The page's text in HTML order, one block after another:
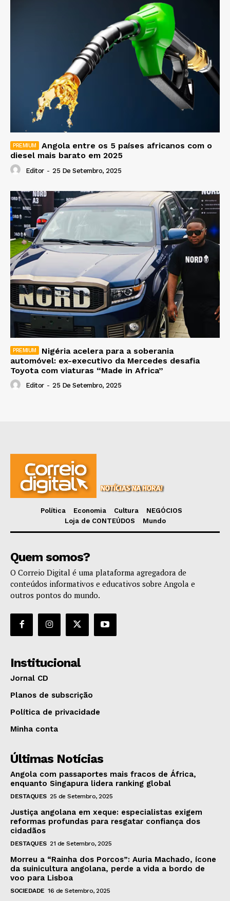
Angola entre os 5 países africanos com o
diesel mais barato em 2025
Editor - 25 De Setembro, 2025
Nigéria acelera para a soberania
automóvel: ex-executivo da Mercedes desafia
Toyota com viaturas “Made in Africa”
Editor - 25 De Setembro, 2025
Política Economia Cultura
NEGÓCIOS
Loja de CONTEÚDOS
Mundo
Quem somos?
O Correio Digital é uma plataforma agregadora de
conteúdos informativos e educativos sobre Angola e
outros pontos do mundo.
Institucional
Jornal CD
Planos de subscrição
Política de privacidade
Minha conta
Últimas Notícias
Angola com passaportes mais fracos de África,
enquanto Singapura lidera ranking global
DESTAQUES 25 de Setembro, 2025
Justiça angolana em xeque: especialistas exigem
reformas profundas para resgatar confiança dos
cidadãos
DESTAQUES 21 de Setembro, 2025
Morreu a “Rainha dos Porcos”: Auria Machado, ícone
da suinicultura angolana, perde a vida a bordo de
voo para Lisboa
SOCIEDADE 16 de Setembro, 2025